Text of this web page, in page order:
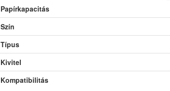
Papírkapacitás
Szín
Típus
Kivitel
Kompatibilitás